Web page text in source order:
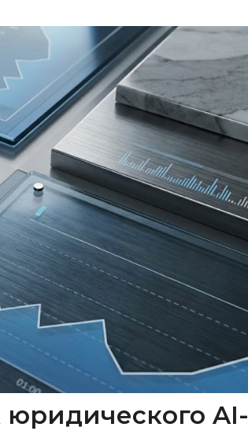
юридического AI-